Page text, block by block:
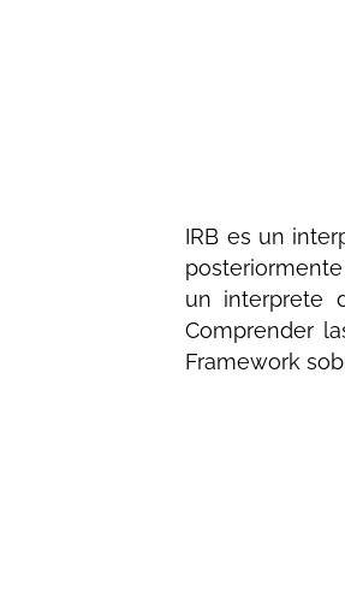
IRB es un
un interprete
Comprender
Framework